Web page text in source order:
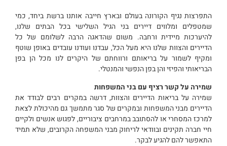
התפרצות נגיף הקורונה בעולם ובארץ חייבה אותנו ברשת ביחד, כמי
שמטפלים ומלווים דיירים בני הגיל השלישי בכל הבתים שלנו,
להיערכות מיידית ורחבה. משום שהדאגה הרבה לשלומם של כל
הדיירים והצוות שלנו היא מעל הכל, עבדנו ועודנו עובדים באופן שוטף
ומקיף לשמור על בריאותם ורווחתם של היקרים לנו מכל הן בפן
הבריאותי והפיזי והן בפן הנפשי והמנטלי.
שמירה על קשר רציף עם בני המשפחות
שמירה על בריאות הדיירים והצוות, דרשה במקרים רבים לבודד את
הדיירים מבני המשפחות ובמקרים של סגר מתמשך גם מהיכולת לצאת
למרכז המסחרי או להסתובב במרחבים ציבוריים, לפגוש אנשים ולקיים
חיי חברה תקינים ובוודאי לריחוק מבני המשפחה הקרובים, שלא תמיד
התאפשר להם להגיע לבקר.